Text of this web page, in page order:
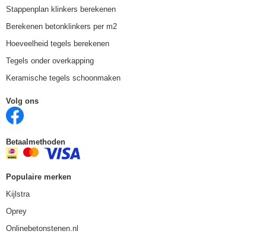
Stappenplan klinkers berekenen
Berekenen betonklinkers per m2
Hoeveelheid tegels berekenen
Tegels onder overkapping
Keramische tegels schoonmaken
Volg ons
Betaalmethoden
Populaire merken
Kijlstra
Oprey
Onlinebetonstenen.nl